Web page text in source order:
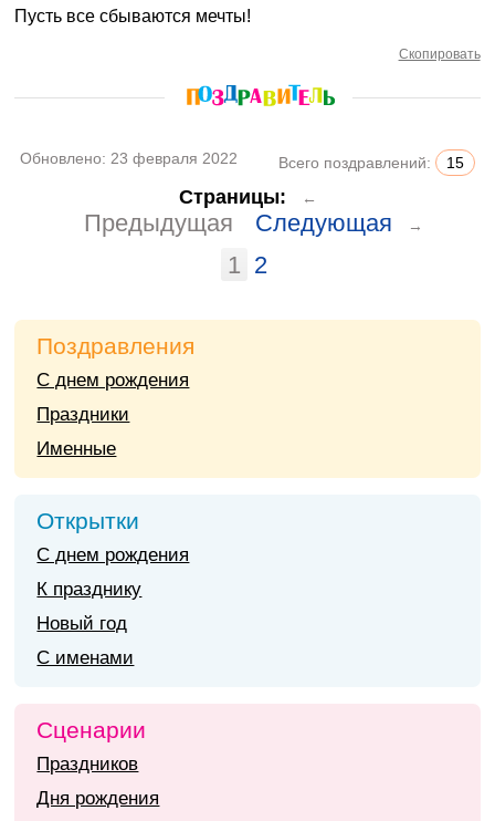
Пусть все сбываются мечты!
Скопировать
Обновлено: 23 февраля 2022 Всего поздравлений: 15
Страницы: ←
Предыдущая Следующая →
1 2
Поздравления
С днем рождения
Праздники
Именные
Открытки
С днем рождения
К празднику
Новый год
С именами
Сценарии
Праздников
Дня рождения